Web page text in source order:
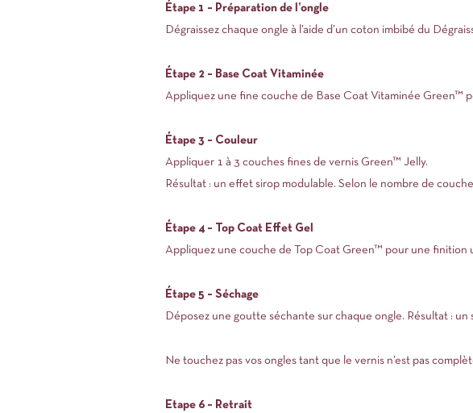
Étape 1 – Préparation de l’ongle
Dégraissez chaque ongle à l’aide d’un coton imbibé du
Étape 2 – Base Coat Vitaminée
Appliquez une fine couche de Base Coat Vitaminée Green™
Étape 3 – Couleur
Appliquer 1 à 3 couches fines de vernis Green™ Jelly.
Résultat : un effet sirop modulable. Selon le nombre de
Étape 4 – Top Coat Effet Gel
Appliquez une couche de Top Coat Green™ pour une
Étape 5 – Séchage
Déposez une goutte séchante sur chaque ongle. Résultat :
Ne touchez pas vos ongles tant que le vernis n’est pas
Etape 6 – Retrait